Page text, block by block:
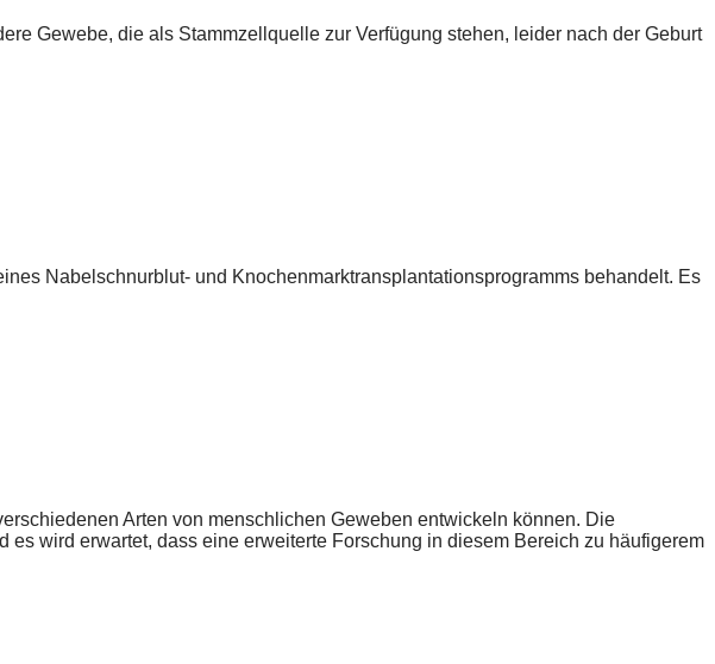
Gewebe, die als Stammzellquelle zur Verfügung stehen, leider nach der Geburt
Nabelschnurblut- und Knochenmarktransplantationsprogramms behandelt. Es
Arten von menschlichen Geweben entwickeln können. Die
wird erwartet, dass eine erweiterte Forschung in diesem Bereich zu häufigerem